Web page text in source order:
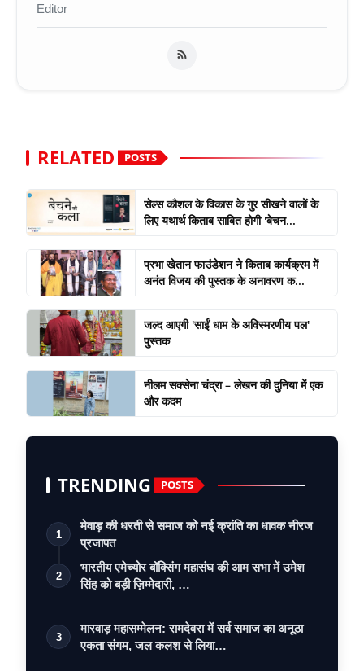
Editor
RELATED POSTS
सेल्स कौशल के विकास के गुर सीखने वालों के
लिए यथार्थ किताब साबित होगी 'बेचन...
प्रभा खेतान फाउंडेशन ने किताब कार्यक्रम में
अनंत विजय की पुस्तक के अनावरण क...
जल्द आएगी 'साईं धाम के अविस्मरणीय पल'
पुस्तक
नीलम सक्सेना चंद्रा – लेखन की दुनिया में एक
और कदम
TRENDING POSTS
1
मेवाड़ की धरती से समाज को नई क्रांति का धावक नीरज
प्रजापत
2
भारतीय एमेच्योर बॉक्सिंग महासंघ की आम सभा में उमेश
सिंह को बड़ी ज़िम्मेदारी, …
3
मारवाड़ महासम्मेलन: रामदेवरा में सर्व समाज का अनूठा
एकता संगम, जल कलश से लिया…